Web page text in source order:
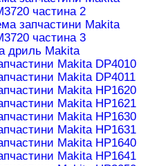
частина 2
запчастини Makita
частина 3
дриль Makita
Makita DP4010
Makita DP4011
Makita HP1620
Makita HP1621
Makita HP1630
Makita HP1631
Makita HP1640
Makita HP1641